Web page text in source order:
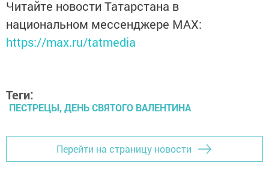
Читайте новости Татарстана в
национальном мессенджере MАХ:
https://max.ru/tatmedia
Теги:
ПЕСТРЕЦЫ, ДЕНЬ СВЯТОГО ВАЛЕНТИНА
Перейти на страницу новости